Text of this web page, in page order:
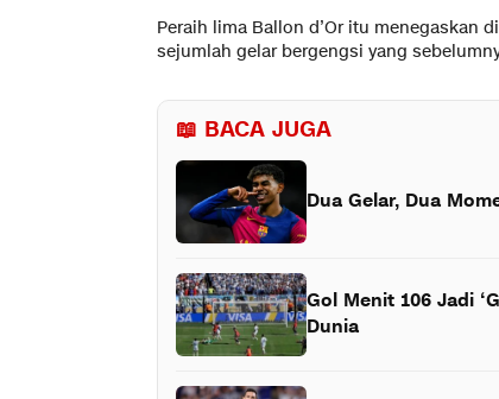
Peraih lima Ballon d’Or itu menegaskan
sejumlah gelar bergengsi yang
📖 BACA JUGA
Dua Gelar, Dua
Gol Menit 106 Jadi
Dunia